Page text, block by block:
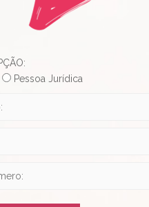
Pessoa Jurídica